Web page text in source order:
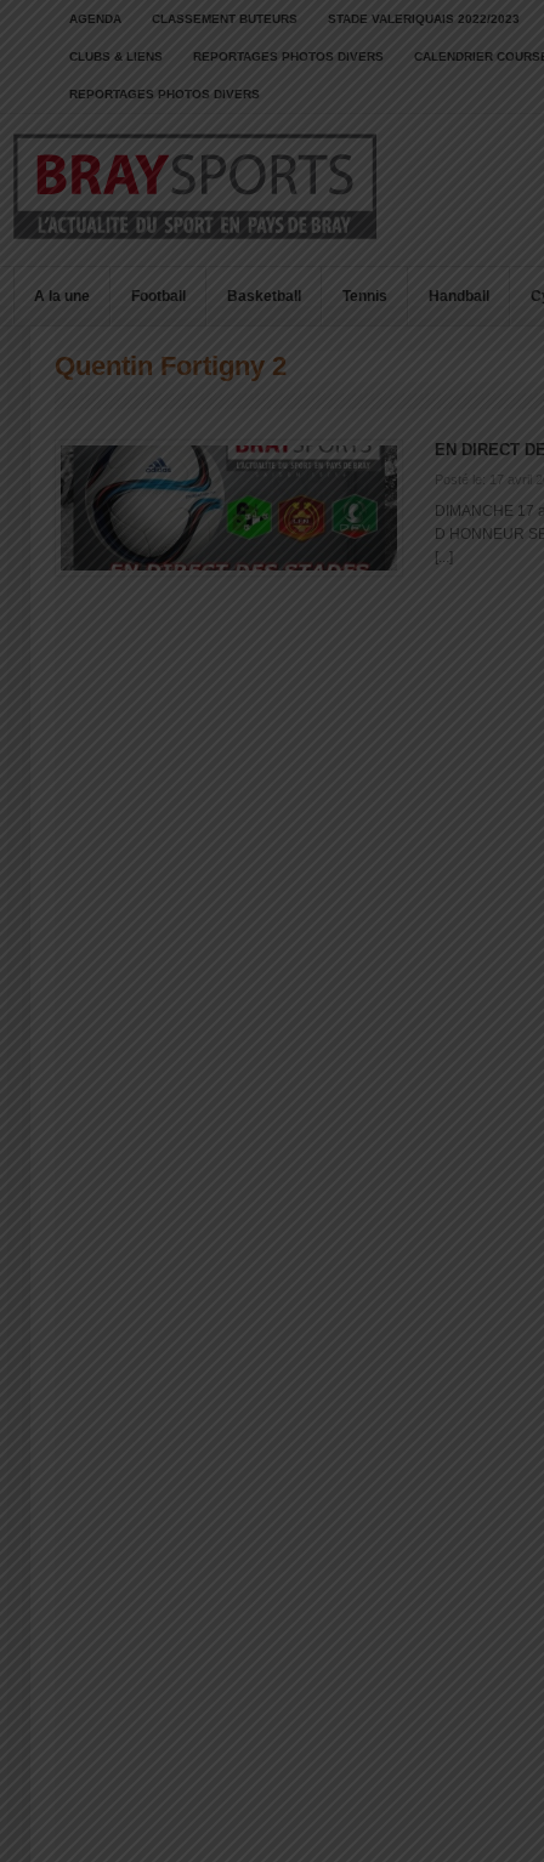
AGENDA CLASSEMENT BUTEURS STADE VALERIQUAIS 2022/2023
CLUBS & LIENS REPORTAGES PHOTOS DIVERS CALENDRIER
REPORTAGES PHOTOS DIVERS
A la une Football Basketball Tennis Handball
Quentin Fortigny 2
EN DIRECT
Posté le: 17 avril
DIMANCHE 17
D HONNEUR
[...]